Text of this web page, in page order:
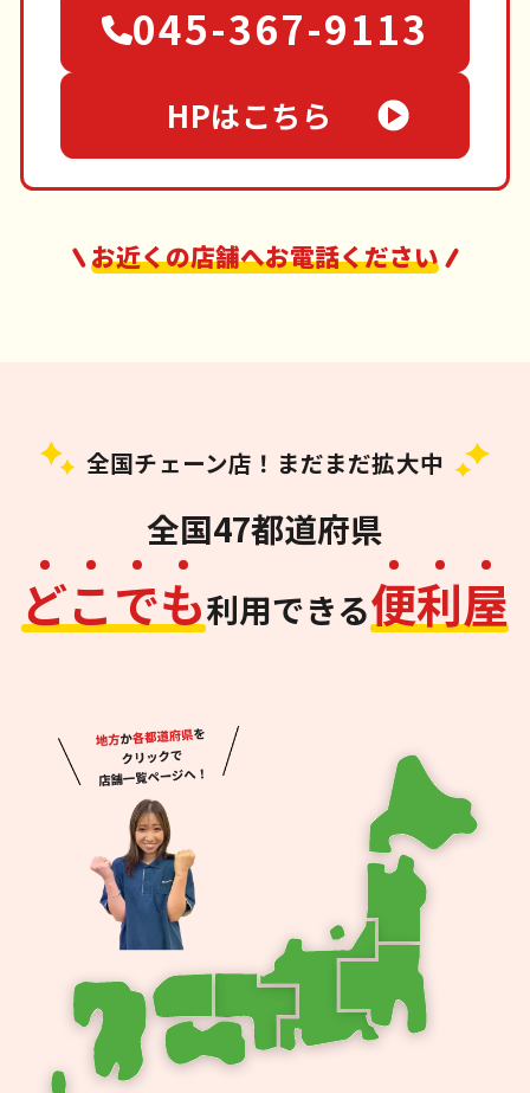
045-367-9113
HPはこちら
お近くの店舗へお電話ください
全国チェーン店！まだまだ拡大中
全国47都道府県
どこでも利用できる便利屋